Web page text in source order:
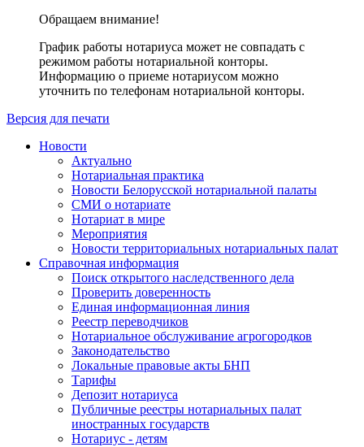
Обращаем внимание!
График работы нотариуса может не совпадать с
режимом работы нотариальной конторы.
Информацию о приеме нотариусом можно
уточнить по телефонам нотариальной конторы.
Версия для печати
Новости
Актуально
Нотариальная практика
Новости Белорусской нотариальной палаты
СМИ о нотариате
Нотариат в мире
Мероприятия
Новости территориальных нотариальных палат
Справочная информация
Поиск открытого наследственного дела
Проверить доверенность
Единая информационная линия
Реестр переводчиков
Нотариальное обслуживание агрогородков
Законодательство
Локальные правовые акты БНП
Тарифы
Депозит нотариуса
Публичные реестры нотариальных палат
иностранных государств
Нотариус - детям